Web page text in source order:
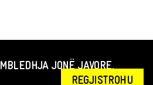
JONË JAVORE.
REGJISTROHU